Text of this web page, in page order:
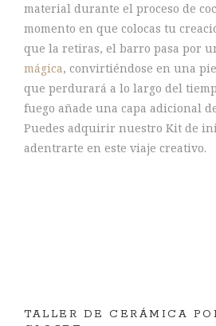
material durante el proceso de
momento en que colocas tu
que la retiras, el barro pasa por
mágica, convirtiéndose en una
que perdurará a lo largo del
fuego añade una capa adicional
Puedes adquirir nuestro Kit de
adentrarte en este viaje creativo.
TALLER DE CERÁMICA